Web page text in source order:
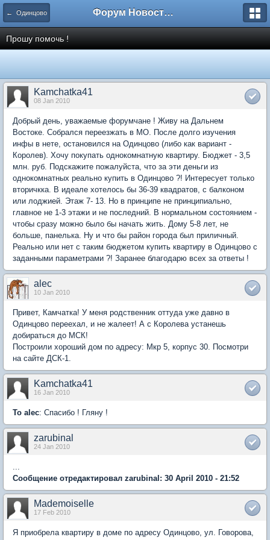
← Одинцово Форум Новостройки
Прошу помочь !
Kamchatka41
08 Jan 2010
Добрый день, уважаемые форумчане ! Живу на Дальнем
Востоке. Собрался переезжать в МО. После долго изучения
инфы в нете, остановился на Одинцово (либо как вариант -
Королев). Хочу покупать однокомнатную квартиру. Бюджет - 3,5
млн. руб. Подскажите пожалуйста, что за эти деньги из
однокомнатных реально купить в Одинцово ?! Интересует только
вторичкка. В идеале хотелось бы 36-39 квадратов, с балконом
или лоджией. Этаж 7- 13. Но в принципе не принципиально,
главное не 1-3 этажи и не последний. В нормальном состоянием -
чтобы сразу можно было бы начать жить. Дому 5-8 лет, не
больше, панелька. Ну и что бы район города был приличный.
Реально или нет с таким бюджетом купить квартиру в Одинцово с
заданными параметрами ?! Заранее благодарю всех за ответы !
alec
10 Jan 2010
Привет, Камчатка! У меня родственник оттуда уже давно в
Одинцово переехал, и не жалеет! А с Королева устанешь
добираться до МСК!
Построили хороший дом по адресу: Мкр 5, корпус 30. Посмотри
на сайте ДСК-1.
Kamchatka41
16 Jan 2010
To alec: Спасибо ! Гляну !
zarubinal
24 Jan 2010
...
Сообщение отредактировал zarubinal: 30 April 2010 - 21:52
Mademoiselle
17 Feb 2010
Я приобрела квартиру в доме по адресу Одинцово, ул. Говорова,